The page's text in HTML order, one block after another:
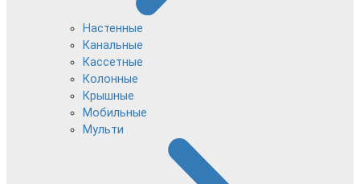
Настенные
Канальные
Кассетные
Колонные
Крышные
Мобильные
Мульти